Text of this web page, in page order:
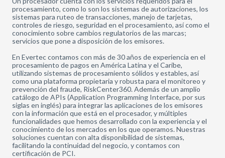
procesamiento, como lo son los sistemas de autorizaciones, los
sistemas para ruteo de transacciones, manejo de tarjetas,
controles de riesgo, seguridad en el procesamiento, así como el
conocimiento sobre cambios regulatorios de las marcas;
servicios que pone a disposición de los emisores.
En Evertec contamos con más de 30 años de experiencia en el
procesamiento de pagos en América Latina y el Caribe,
utilizando sistemas de procesamiento sólidos y estables, así
como una plataforma propietaria y robusta para el monitoreo y
prevención del fraude, RiskCenter360. Además de un amplio
catálogo de APIs (Application Programming Interface, por sus
siglas en inglés) para integrar las aplicaciones de los emisores
con la información que está en el procesador, y múltiples
funcionalidades que hemos desarrollado con la experiencia y el
conocimiento de los mercados en los que operamos. Nuestras
soluciones cuentan con alta disponibilidad de sistemas,
facilitando la continuidad del negocio, y contamos con
certificación de PCI.